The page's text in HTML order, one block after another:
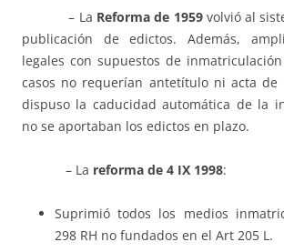
– La Reforma de 1959volvió al
publicación de edictos. Además,
legales con supuestos de
casos no requerían antetítulo ni acta de
dispuso la caducidad automática de la
no se aportaban los edictos en plazo.
– La reforma de 4 IX 1998:
Suprimió todos los medios
298 RH no fundados en el Art 205 L.